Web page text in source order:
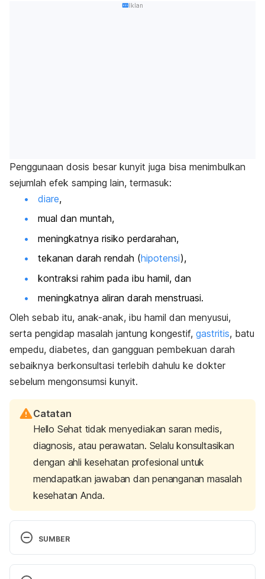
Iklan
Penggunaan dosis besar kunyit juga bisa menimbulkan
sejumlah efek samping lain, termasuk:
diare,
mual dan muntah,
meningkatnya risiko perdarahan,
tekanan darah rendah (hipotensi),
kontraksi rahim pada ibu hamil, dan
meningkatnya aliran darah menstruasi.
Oleh sebab itu, anak-anak, ibu hamil dan menyusui,
serta pengidap masalah jantung kongestif, gastritis, batu
empedu, diabetes, dan gangguan pembekuan darah
sebaiknya berkonsultasi terlebih dahulu ke dokter
sebelum mengonsumsi kunyit.
Catatan
Hello Sehat tidak menyediakan saran medis,
diagnosis, atau perawatan. Selalu konsultasikan
dengan ahli kesehatan profesional untuk
mendapatkan jawaban dan penanganan masalah
kesehatan Anda.
SUMBER
Axe, J. (2021). Turmeric and Curcumin Benefits: Can
This Herb Really Combat Disease?